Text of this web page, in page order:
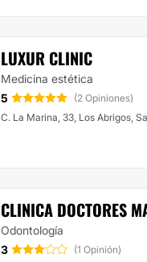
LUXUR CLINIC
Medicina estética
5
(2 Opiniones)
C. La Marina, 33, Los Abrigos,
CLINICA DOCTORES
Odontología
3
(1 Opinión)